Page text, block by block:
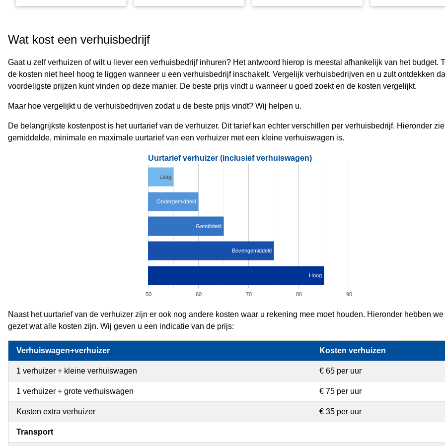
Wat kost een verhuisbedrijf
Gaat u zelf verhuizen of wilt u liever een verhuisbedrijf inhuren? Het antwoord hierop is meestal afhankelijk van het budget.
de kosten niet heel hoog te liggen wanneer u een verhuisbedrijf inschakelt. Vergelijk verhuisbedrijven en u zult ontdekken
voordeligste prijzen kunt vinden op deze manier. De beste prijs vindt u wanneer u goed zoekt en de kosten vergelijkt.
Maar hoe vergelijkt u de verhuisbedrijven zodat u de beste prijs vindt? Wij helpen u.
De belangrijkste kostenpost is het uurtarief van de verhuizer. Dit tarief kan echter verschillen per verhuisbedrijf. Hieronder
gemiddelde, minimale en maximale uurtarief van een verhuizer met een kleine verhuiswagen is.
Uurtarief verhuizer (inclusief verhuiswagen)
50 60 70 80 90
Laag
Ondergemiddeld
Gemiddeld
Bovengemiddeld
Hoog
Naast het uurtarief van de verhuizer zijn er ook nog andere kosten waar u rekening mee moet houden. Hieronder hebben
gezet wat alle kosten zijn. Wij geven u een indicatie van de prijs:
Verhuiswagen+verhuizer Kosten verhuizen
1 verhuizer + kleine verhuiswagen € 65 per uur
1 verhuizer + grote verhuiswagen € 75 per uur
Kosten extra verhuizer € 35 per uur
Transport